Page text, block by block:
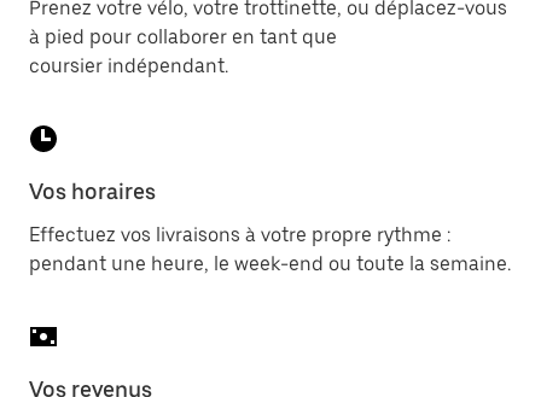
Prenez votre vélo, votre trottinette, ou déplacez-vous
à pied pour collaborer en tant que
coursier indépendant.
Vos horaires
Effectuez vos livraisons à votre propre rythme :
pendant une heure, le week-end ou toute la semaine.
Vos revenus